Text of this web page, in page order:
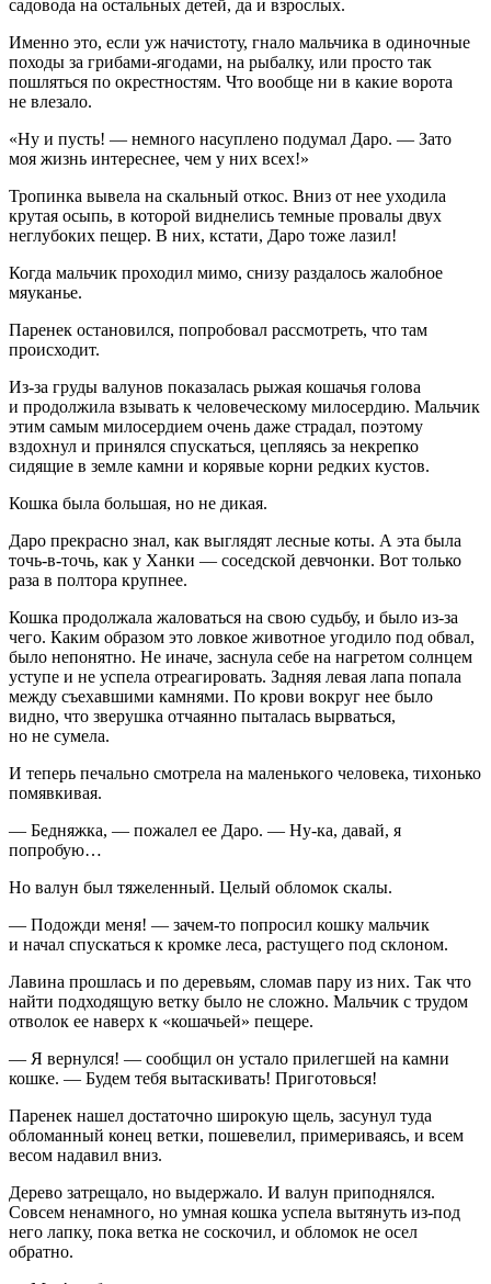
садовода на остальных детей, да и взрослых.
Именно это, если уж начистоту, гнало мальчика в одиночные
походы за грибами-ягодами, на рыбалку, или просто так
пошляться по окрестностям. Что вообще ни в какие ворота
не влезало.
«Ну и пусть! — немного насуплено подумал Даро. — Зато
моя жизнь интереснее, чем у них всех!»
Тропинка вывела на скальный откос. Вниз от нее уходила
крутая осыпь, в которой виднелись темные провалы двух
неглубоких пещер. В них, кстати, Даро тоже лазил!
Когда мальчик проходил мимо, снизу раздалось жалобное
мяуканье.
Паренек остановился, попробовал рассмотреть, что там
происходит.
Из-за груды валунов показалась рыжая кошачья голова
и продолжила взывать к человеческому милосердию. Мальчик
этим самым милосердием очень даже страдал, поэтому
вздохнул и принялся спускаться, цепляясь за некрепко
сидящие в земле камни и корявые корни редких кустов.
Кошка была большая, но не дикая.
Даро прекрасно знал, как выглядят лесные коты. А эта была
точь-в-точь, как у Ханки — соседской девчонки. Вот только
раза в полтора крупнее.
Кошка продолжала жаловаться на свою судьбу, и было из-за
чего. Каким образом это ловкое животное угодило под обвал,
было непонятно. Не иначе, заснула себе на нагретом солнцем
уступе и не успела отреагировать. Задняя левая лапа попала
между съехавшими камнями. По крови вокруг нее было
видно, что зверушка отчаянно пыталась вырваться,
но не сумела.
И теперь печально смотрела на маленького человека, тихонько
помявкивая.
— Бедняжка, — пожалел ее Даро. — Ну-ка, давай, я
попробую…
Но валун был тяжеленный. Целый обломок скалы.
— Подожди меня! — зачем-то попросил кошку мальчик
и начал спускаться к кромке леса, растущего под склоном.
Лавина прошлась и по деревьям, сломав пару из них. Так что
найти подходящую ветку было не сложно. Мальчик с трудом
отволок ее наверх к «кошачьей» пещере.
— Я вернулся! — сообщил он устало прилегшей на камни
кошке. — Будем тебя вытаскивать! Приготовься!
Паренек нашел достаточно широкую щель, засунул туда
обломанный конец ветки, пошевелил, примериваясь, и всем
весом надавил вниз.
Дерево затрещало, но выдержало. И валун приподнялся.
Совсем ненамного, но умная кошка успела вытянуть из-под
него лапку, пока ветка не соскочил, и обломок не осел
обратно.